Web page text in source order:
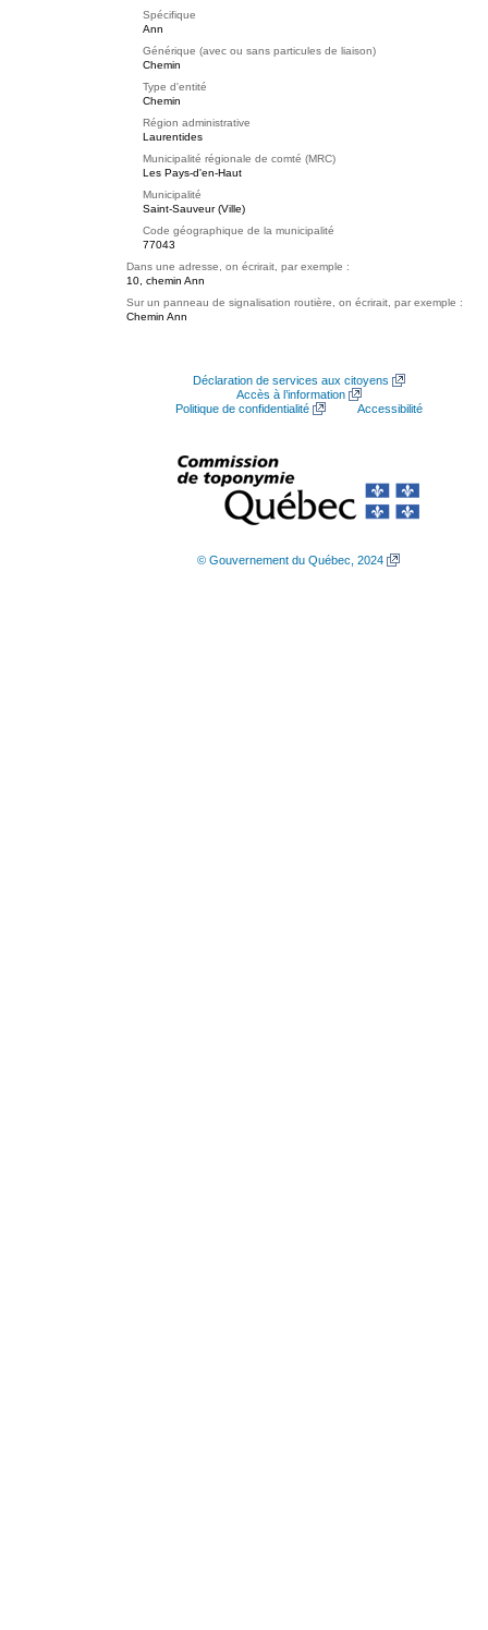
Spécifique
Ann
Générique (avec ou sans particules de liaison)
Chemin
Type d'entité
Chemin
Région administrative
Laurentides
Municipalité régionale de comté (MRC)
Les Pays-d'en-Haut
Municipalité
Saint-Sauveur (Ville)
Code géographique de la municipalité
77043
Dans une adresse, on écrirait, par exemple :
10, chemin Ann
Sur un panneau de signalisation routière, on écrirait, par exemple :
Chemin Ann
Déclaration de services aux citoyens
Accès à l’information
Politique de confidentialité
Accessibilité
© Gouvernement du Québec, 2024